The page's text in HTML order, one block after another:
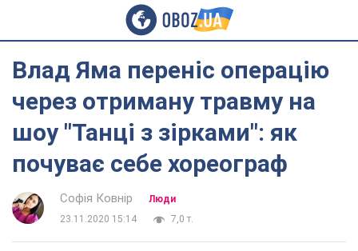
Влад Яма переніс операцію
через отриману травму на
шоу "Танці з зірками": як
почуває себе хореограф
Софія Ковнір
Люди
23.11.2020 15:14
7,0 т.